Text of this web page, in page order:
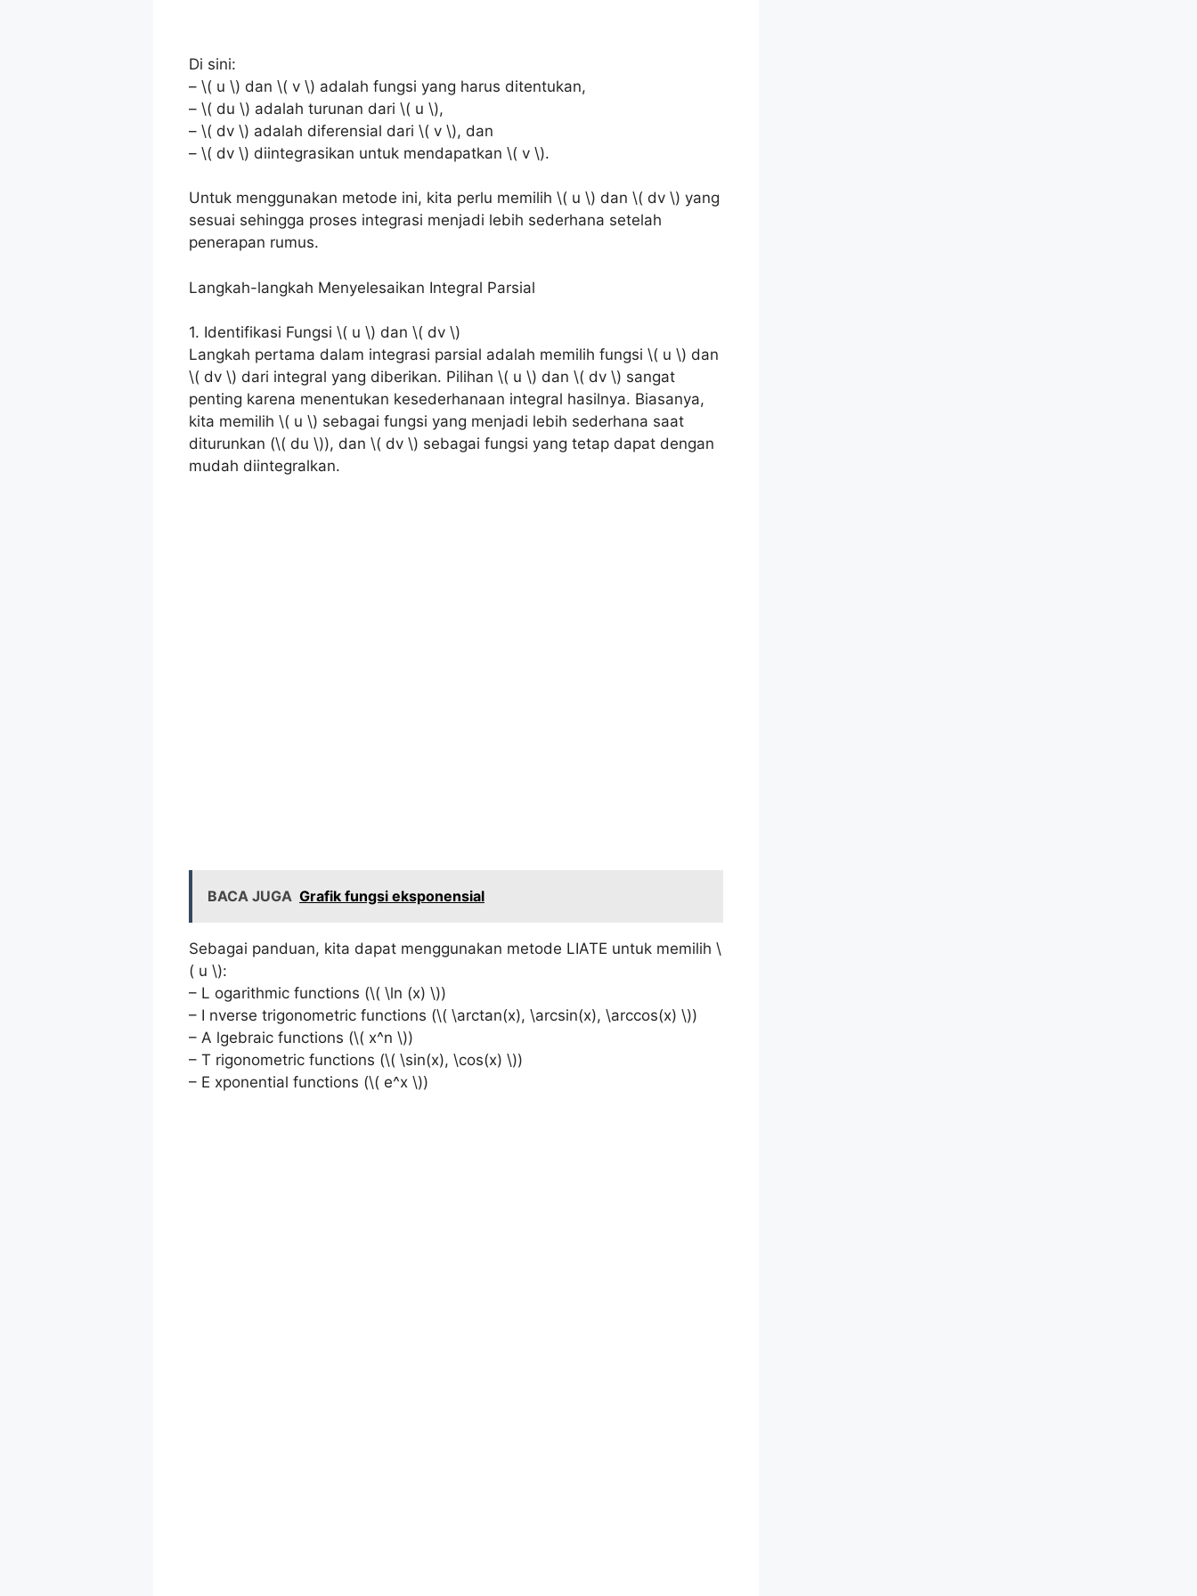
Di sini:
– \( u \) dan \( v \) adalah fungsi yang harus ditentukan,
– \( du \) adalah turunan dari \( u \),
– \( dv \) adalah diferensial dari \( v \), dan
– \( dv \) diintegrasikan untuk mendapatkan \( v \).
Untuk menggunakan metode ini, kita perlu memilih \( u \) dan \( dv \) yang
sesuai sehingga proses integrasi menjadi lebih sederhana setelah
penerapan rumus.
Langkah-langkah Menyelesaikan Integral Parsial
1. Identifikasi Fungsi \( u \) dan \( dv \)
Langkah pertama dalam integrasi parsial adalah memilih fungsi \( u \) dan
\( dv \) dari integral yang diberikan. Pilihan \( u \) dan \( dv \) sangat
penting karena menentukan kesederhanaan integral hasilnya. Biasanya,
kita memilih \( u \) sebagai fungsi yang menjadi lebih sederhana saat
diturunkan (\( du \)), dan \( dv \) sebagai fungsi yang tetap dapat dengan
mudah diintegralkan.
BACA JUGA Grafik fungsi eksponensial
Sebagai panduan, kita dapat menggunakan metode LIATE untuk memilih \
( u \):
– L ogarithmic functions (\( \ln (x) \))
– I nverse trigonometric functions (\( \arctan(x), \arcsin(x), \arccos(x) \))
– A lgebraic functions (\( x^n \))
– T rigonometric functions (\( \sin(x), \cos(x) \))
– E xponential functions (\( e^x \))